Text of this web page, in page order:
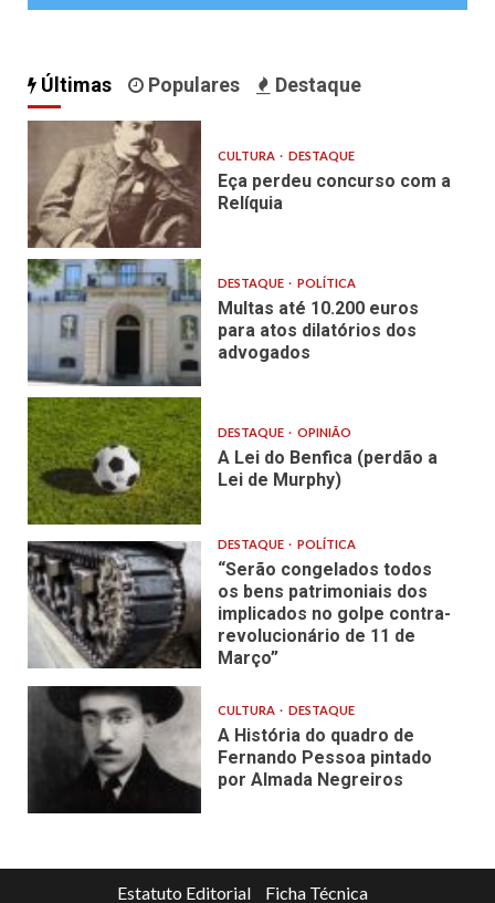
Últimas Populares Destaque
CULTURA DESTAQUE
Eça perdeu concurso com a
Relíquia
DESTAQUE POLÍTICA
Multas até 10.200 euros
para atos dilatórios dos
advogados
DESTAQUE OPINIÃO
A Lei do Benfica (perdão a
Lei de Murphy)
DESTAQUE POLÍTICA
“Serão congelados todos
os bens patrimoniais dos
implicados no golpe contra-
revolucionário de 11 de
Março”
CULTURA DESTAQUE
A História do quadro de
Fernando Pessoa pintado
por Almada Negreiros
Estatuto Editorial Ficha Técnica